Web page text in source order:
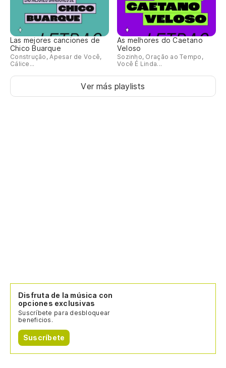
Las mejores canciones de
Chico Buarque
Construção, Apesar de Você,
Cálice...
As melhores do Caetano
Veloso
Sozinho, Oração ao Tempo,
Você É Linda...
Ver más playlists
Disfruta de la música con
opciones exclusivas
Suscríbete para desbloquear
beneficios.
Suscríbete